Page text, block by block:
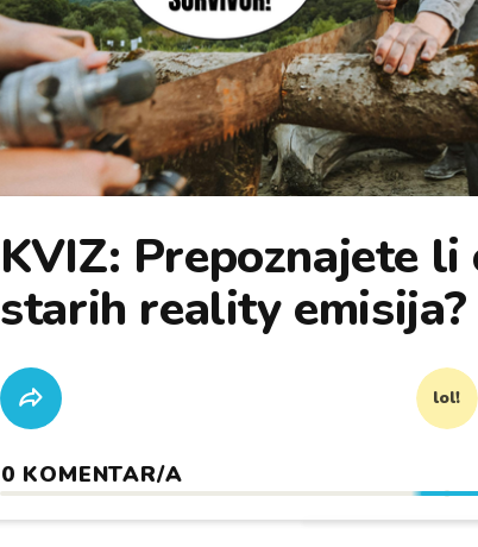
KVIZ: Prepoznajete
starih reality emisija?
lol!
0 KOMENTAR/A